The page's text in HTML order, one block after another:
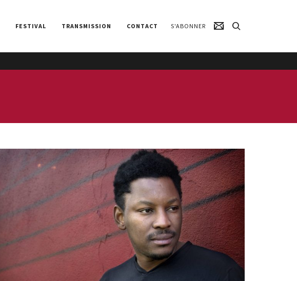
FESTIVAL TRANSMISSION CONTACT S'ABONNER